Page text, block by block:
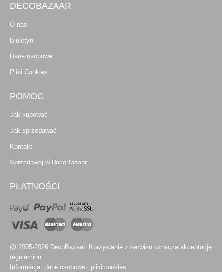
DECOBAZAAR
O nas
Biuletyn
Dane osobowe
Pliki Cookies
POMOC
Jak kupować
Jak sprzedawać
Kontakt
Sprzedawaj w DecoBazaar
PŁATNOŚCI
@ 2005-2026 DecoBazaar. Korzystanie z serwisu oznacza akceptację
regulaminu.
Informacje: dane osobowe i pliki cookies